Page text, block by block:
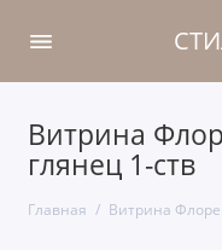
Витрина
глянец 1-ств
Главная Витрина